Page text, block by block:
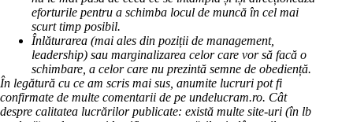
eforturile pentru a schimba locul de muncă în cel mai
scurt timp posibil.
Înlăturarea (mai ales din poziții de management,
leadership) sau marginalizarea celor care vor să facă o
schimbare, a celor care nu prezintă semne de obediență.
În legătură cu ce am scris mai sus, anumite lucruri pot fi
confirmate de multe comentarii de pe undelucram.ro. Cât
despre calitatea lucrărilor publicate: există multe site-uri (în lb